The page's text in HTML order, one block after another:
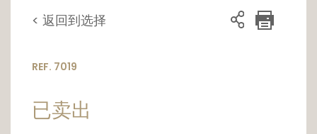
< 返回到选择
REF. 7019
已卖出